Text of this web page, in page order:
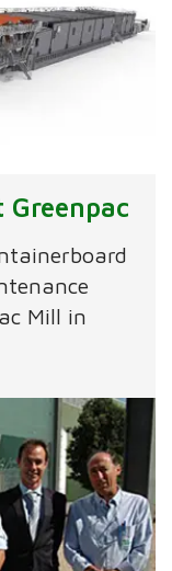
Mill in